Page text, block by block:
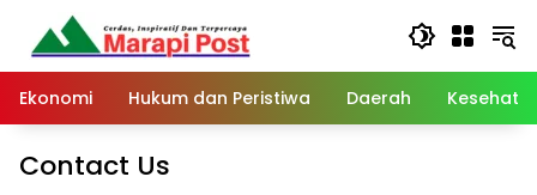
Langsung
konten
Ekonomi
Hukum dan Peristiwa Daerah
Contact Us